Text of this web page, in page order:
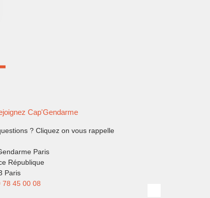
Cap'Gendarme
? Cliquez on vous rappelle
Paris
République
Paris
78 45 00 08